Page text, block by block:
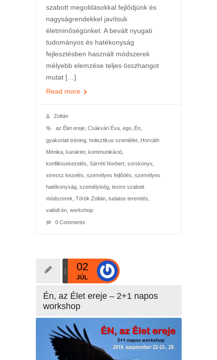
szabott megoldásokkal fejlődjünk és
nagyságrendekkel javítsuk
életminőségünket. A bevált nyugati
tudományos és hatékonyság
fejlesztésben használt módszerek
mélyebb elemzése teljes összhangot
mutat […]
Read more
Zoltán
az Élet ereje, Csákvári Éva, ego, Én,
gyakorlati tréning, holisztikus szemlélet, Horváth
Mónika, karakter, kommunikáció,
konfliktuskezelés Sárréti Norbert, sorskönyv,
stressz kezelés személyes fejlődés személyes
hatékonyság, személyiség, testre szabott
módszerek Török Zoltán, tudatos teremtés
valódi én, workshop
0 Comments
02
JÚL
Én, az Élet ereje – 2+1 napos
workshop